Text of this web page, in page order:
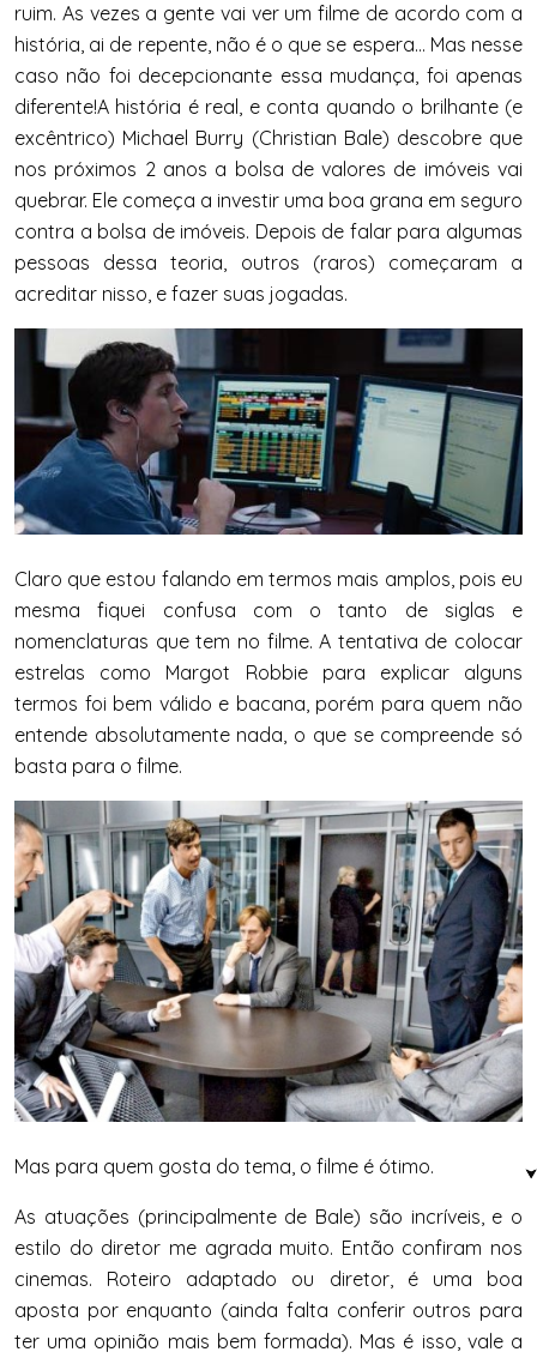
ruim. As vezes a gente vai ver um filme de acordo com a
história, ai de repente, não é o que se espera… Mas nesse
caso não foi decepcionante essa mudança, foi apenas
diferente!A história é real, e conta quando o brilhante (e
excêntrico) Michael Burry (Christian Bale) descobre que
nos próximos 2 anos a bolsa de valores de imóveis vai
quebrar. Ele começa a investir uma boa grana em seguro
contra a bolsa de imóveis. Depois de falar para algumas
pessoas dessa teoria, outros (raros) começaram a
acreditar nisso, e fazer suas jogadas.
Claro que estou falando em termos mais amplos, pois eu
mesma fiquei confusa com o tanto de siglas e
nomenclaturas que tem no filme. A tentativa de colocar
estrelas como Margot Robbie para explicar alguns
termos foi bem válido e bacana, porém para quem não
entende absolutamente nada, o que se compreende só
basta para o filme.
Mas para quem gosta do tema, o filme é ótimo.
As atuações (principalmente de Bale) são incríveis, e o
estilo do diretor me agrada muito. Então confiram nos
cinemas. Roteiro adaptado ou diretor, é uma boa
aposta por enquanto (ainda falta conferir outros para
ter uma opinião mais bem formada). Mas é isso, vale a